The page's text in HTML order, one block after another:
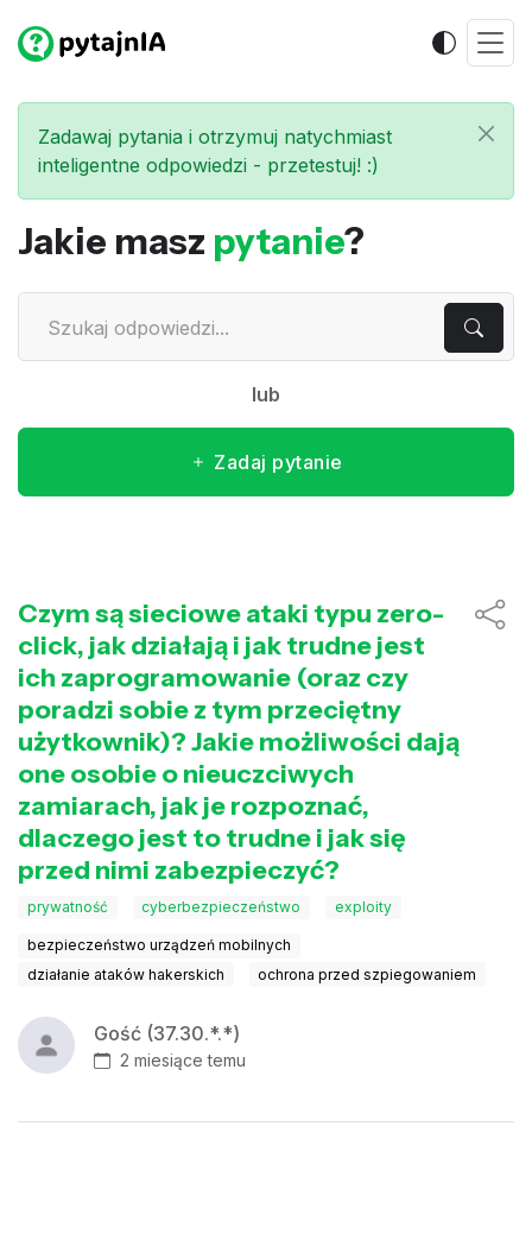
Zadawaj pytania i otrzymuj natychmiast
inteligentne odpowiedzi - przetestuj! :)
Jakie masz pytanie?
lub
Zadaj pytanie
Czym są sieciowe ataki typu zero-
click, jak działają i jak trudne jest
ich zaprogramowanie (oraz czy
poradzi sobie z tym przeciętny
użytkownik)? Jakie możliwości dają
one osobie o nieuczciwych
zamiarach, jak je rozpoznać,
dlaczego jest to trudne i jak się
przed nimi zabezpieczyć?
prywatność cyberbezpieczeństwo exploity
bezpieczeństwo urządzeń mobilnych
działanie ataków hakerskich
ochrona przed szpiegowaniem
Gość (37.30.*.*)
2 miesiące temu